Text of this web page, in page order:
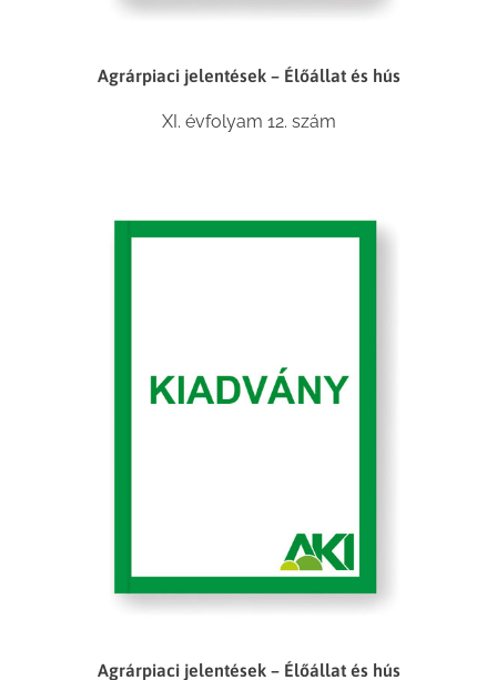
Agrárpiaci jelentések – Élőállat és hús
XI. évfolyam 12. szám
Agrárpiaci jelentések – Élőállat és hús